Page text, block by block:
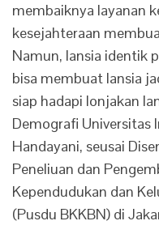
membaiknya layanan
kesejahteraan
Namun, lansia identik
bisa membuat lansia
siap hadapi lonjakan
Demografi Universitas
Handayani, seusai
Peneliuan dan
Kependudukan dan
(Pusdu BKKBN) di